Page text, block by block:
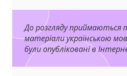
До розгляду приймаються
матеріали українською
були опубліковані в